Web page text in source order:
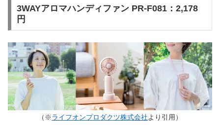
3WAYアロマハンディファン PR-F081：2,178
円
（※ライフオンプロダクツ株式会社より引用）